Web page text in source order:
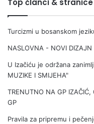
Top članci & stranice
Turcizmi u bosanskom
NASLOVNA - NOVI DIZAJN
U Izačiću je održana
MUZIKE I SMIJEHA"
TRENUTNO NA GP
GP
Pravila za pripremu i